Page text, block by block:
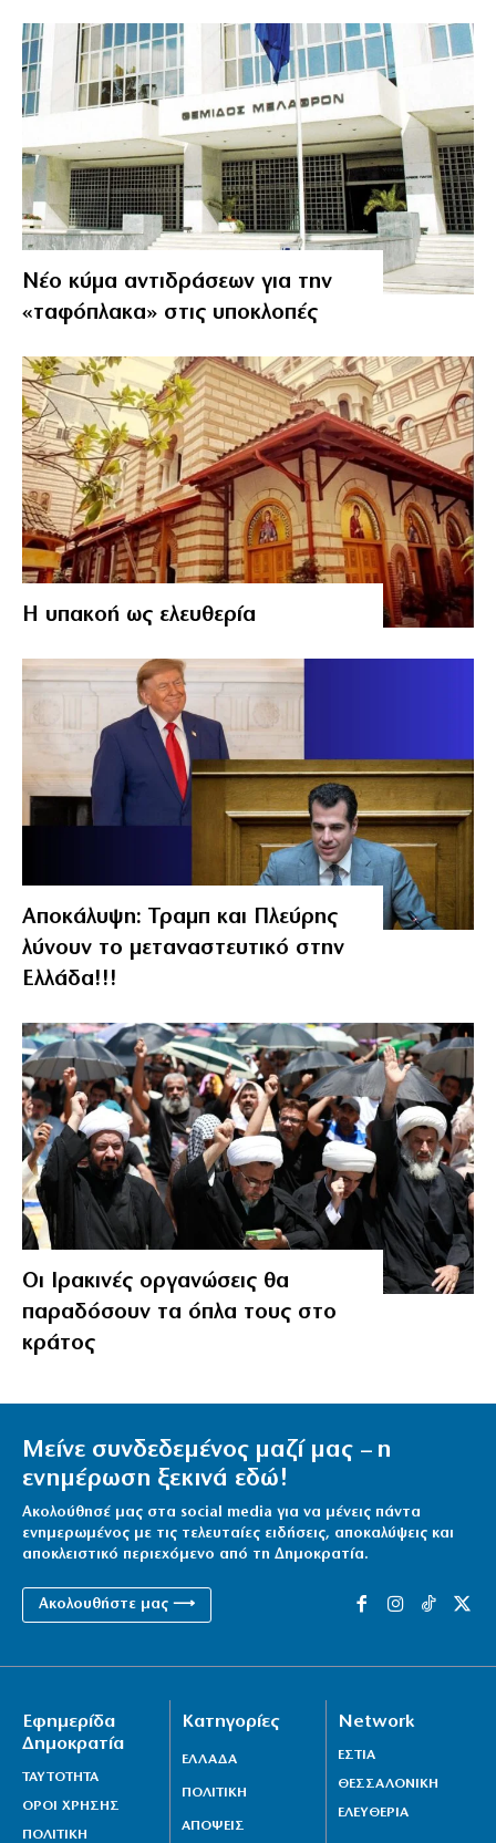
Νέο κύμα αντιδράσεων για την
«ταφόπλακα» στις υποκλοπές
Η υπακοή ως ελευθερία
Αποκάλυψη: Τραμπ και Πλεύρης
λύνουν το μεταναστευτικό στην
Ελλάδα!!!
Οι Ιρακινές οργανώσεις θα
παραδόσουν τα όπλα τους στο
κράτος
Μείνε συνδεδεμένος μαζί μας – η
ενημέρωση ξεκινά εδώ!
Ακολούθησέ μας στα social media για να μένεις πάντα
ενημερωμένος με τις τελευταίες ειδήσεις, αποκαλύψεις και
αποκλειστικό περιεχόμενο από τη Δημοκρατία.
Ακολουθήστε μας ⟶
Εφημερίδα
Δημοκρατία
ΤΑΥΤΟΤΗΤΑ
ΟΡΟΙ ΧΡΗΣΗΣ
ΠΟΛΙΤΙΚΗ
Κατηγορίες
ΕΛΛΑΔΑ
ΠΟΛΙΤΙΚΗ
ΑΠΟΨΕΙΣ
Network
ΕΣΤΙΑ
ΘΕΣΣΑΛΟΝΙΚΗ
ΕΛΕΥΘΕΡΙΑ